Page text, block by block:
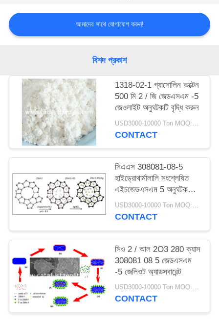
সাইট
PRIVACY
POLICY
আমাদের সাথে যোগাযোগ করুন!
বিশদ প্রকাশ
1318-02-1 গ্যাসোলিন অক্টেন
500 মি 2 / জি জেডএসএম -5
জেওলাইট অনুঘটকটি বৃদ্ধি করুন
USD3000-10000 Ton MOQ:1 কিলোগ্রাম
CONTACT
সিএএস 308081-08-5
হাইড্রোথার্মালালি সংশ্লেষিত
এইচজেডএসএম 5 অনুঘটক
পাউডার
USD3000-10000 Ton MOQ:1 কিলোগ্রাম
CONTACT
সিও 2 / আল 2O3 280 ক্যাস
308081 08 5 জেডএসএম
-5 জেলিওট অ্যাডসবারেন্ট
USD3000-10000 Ton MOQ:1 কিলোগ্রাম
CONTACT